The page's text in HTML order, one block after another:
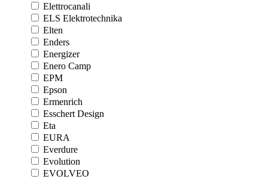
Elettrocanali
ELS Elektrotechnika
Elten
Enders
Energizer
Enero Camp
EPM
Epson
Ermenrich
Esschert Design
Eta
EURA
Everdure
Evolution
EVOLVEO